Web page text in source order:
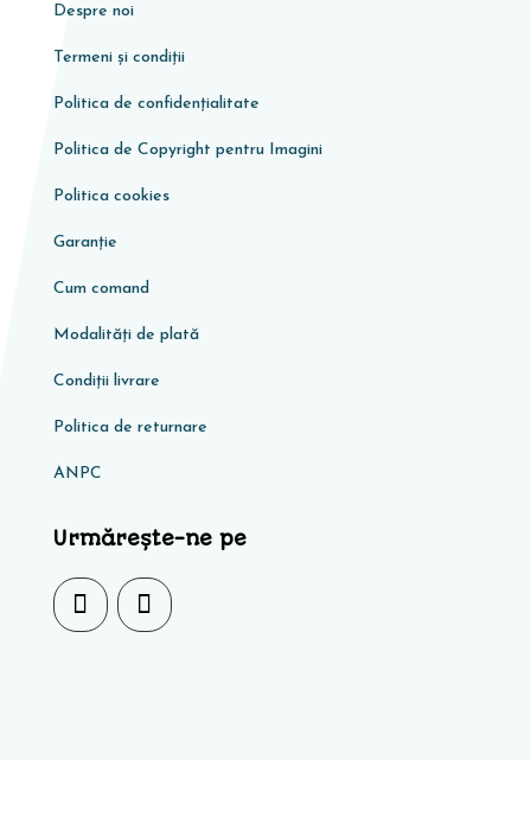
Despre noi
Termeni și condiții
Politica de confidențialitate
Politica de Copyright pentru Imagini
Politica cookies
Garanţie
Cum comand
Modalități de plată
Condiţii livrare
Politica de returnare
ANPC
Urmărește-ne pe